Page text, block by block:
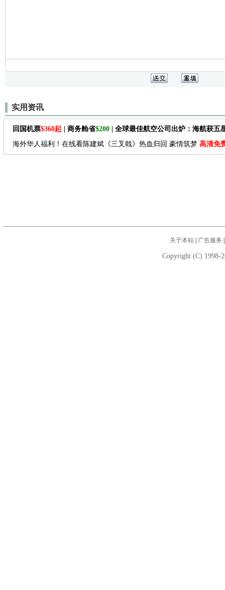
实用资讯
回国机票$360起 | 商务舱省$200 | 全球最佳航空公司出炉：海航获五
海外华人福利！在线看陈建斌《三叉戟》热血归回 豪情筑梦 高清免
关于本站| 广告服务
Copyright (C) 1998-